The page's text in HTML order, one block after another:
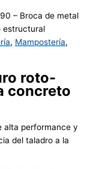
– Broca de metal
estructural
, Mampostería,
roto-
concreto
alta performance y
del taladro a la